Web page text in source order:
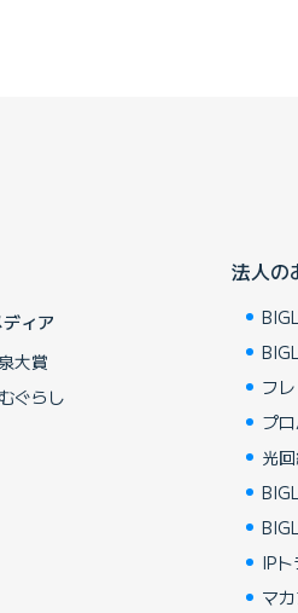
ィア
大賞
ぐらし
法人の
フ
プ
光
IP
マ